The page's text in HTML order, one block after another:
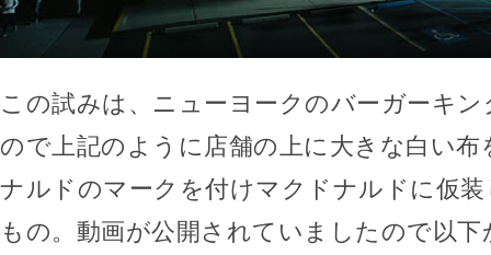
この試みは、ニューヨークのバーガーキ
ので上記のように店舗の上に大きな白い
ナルドのマークを付けマクドナルドに仮
もの。動画が公開されていましたので以